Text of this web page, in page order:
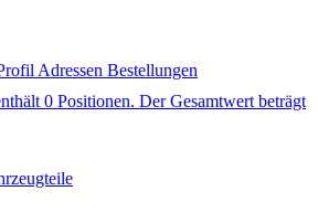
Adressen Bestellungen
0 Positionen. Der Gesamtwert beträgt